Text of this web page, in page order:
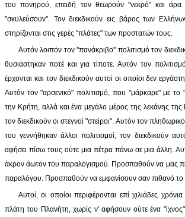
του πονηρού, επειδή τον θεωρούν "νεκρό" και άρα
"σκυλεύσουν". Τον διεκδικούν εις βάρος των
στηρίζονται στις γερές "πλάτες" των προστατών τους.
Αυτόν λοιπόν τον "πανάκριβο" πολιτισμό τον
θυσιάστηκαν ποτέ και για τίποτε. Αυτόν τον
έρχονται και τον διεκδικούν αυτοί οι οποίοι δεν
Αυτόν τον "αρσενικό" πολιτισμό, που "μάρκαρε" με
την Κρήτη, αλλά και ένα μεγάλο μέρος της λεκάνης της
τον διεκδικούν οι στεγνοί "στείροι". Αυτόν τον
του γεννήθηκαν άλλοι πολιτισμοί, τον διεκδικούν
αφήσει πίσω τους ούτε μια πέτρα πάνω σε μια άλλη.
άκρον άωτον του παραλογισμού. Προσπαθούν να μας
παραλόγου. Προσπαθούν να εμφανίσουν σαν πιθανό το
Αυτοί, οι οποίοι περιφέρονται επί χιλιάδες
πλάτη του Πλανήτη, χωρίς ν' αφήσουν ούτε ένα